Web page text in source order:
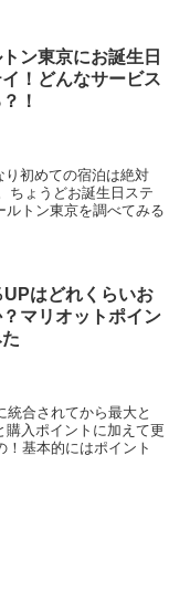
ン東京にお誕生日
！どんなサービス
！
り初めての宿泊は絶対
ちょうどお誕生日ステ
ルトン東京を調べてみる
UPはどれくらいお
マリオットポイン
統合されてから最大と
入ポイントに加えて更
！基本的にはポイント